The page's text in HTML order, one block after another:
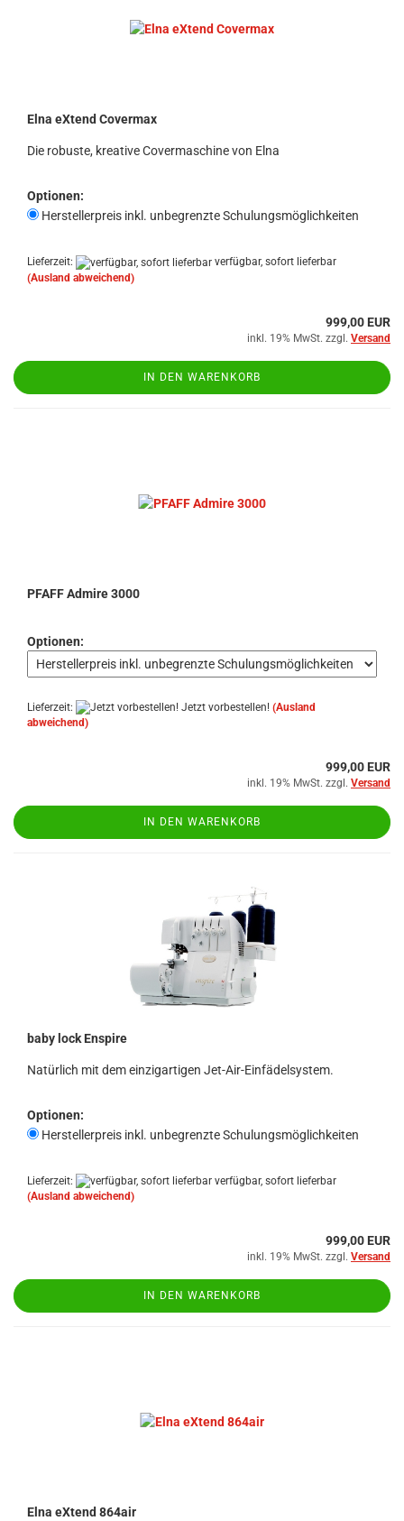
Elna eXtend Covermax
Die robuste, kreative Covermaschine von Elna
Optionen:
Herstellerpreis inkl. unbegrenzte Schulungsmöglichkeiten
Lieferzeit:
verfügbar, sofort lieferbar
(Ausland abweichend)
999,00 EUR
inkl. 19% MwSt. zzgl. Versand
IN DEN WARENKORB
PFAFF Admire 3000
Optionen:
Lieferzeit: Jetzt vorbestellen! (Ausland
abweichend)
999,00 EUR
inkl. 19% MwSt. zzgl. Versand
IN DEN WARENKORB
baby lock Enspire
Natürlich mit dem einzigartigen Jet-Air-Einfädelsystem.
Optionen:
Herstellerpreis inkl. unbegrenzte Schulungsmöglichkeiten
Lieferzeit:
verfügbar, sofort lieferbar
(Ausland abweichend)
999,00 EUR
inkl. 19% MwSt. zzgl. Versand
IN DEN WARENKORB
Elna eXtend 864air